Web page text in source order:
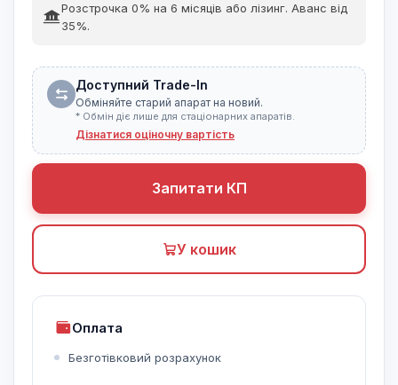
Розстрочка 0% на 6 місяців або лізинг. Аванс від
35%.
Доступний Trade-In
Обміняйте старий апарат на новий.
* Обмін діє лише для стаціонарних апаратів.
Дізнатися оціночну вартість
Запитати КП
У кошик
Оплата
Безготівковий розрахунок